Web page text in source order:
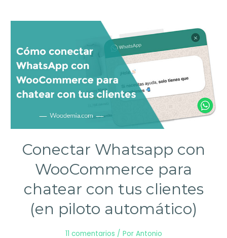
vender
un
30%
en
Conectar Whatsapp con
WooCommerce para
chatear con tus clientes
(en piloto automático)
11 comentarios / Por Antonio